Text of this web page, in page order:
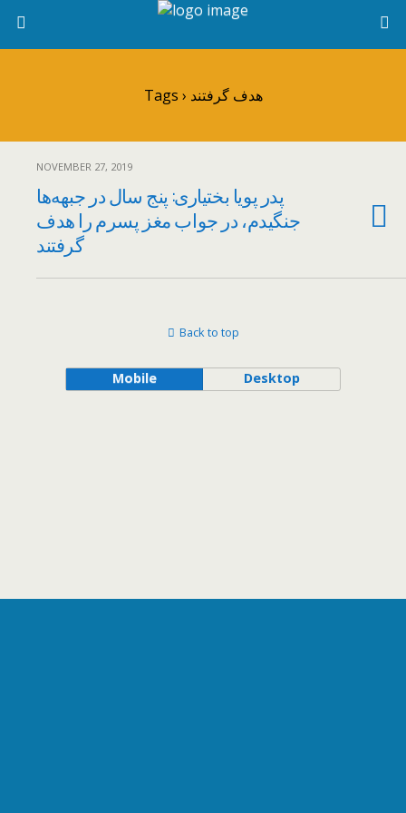
Tags › هدف گرفتند
NOVEMBER 27, 2019
پدر پویا بختیاری: پنج سال در جبهه‌ها
جنگیدم، در جواب مغز پسرم را هدف
گرفتند
Back to top
Mobile Desktop